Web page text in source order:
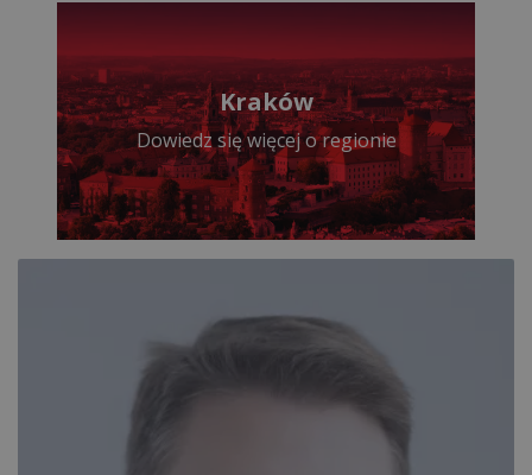
Kraków
Dowiedz się więcej o regionie